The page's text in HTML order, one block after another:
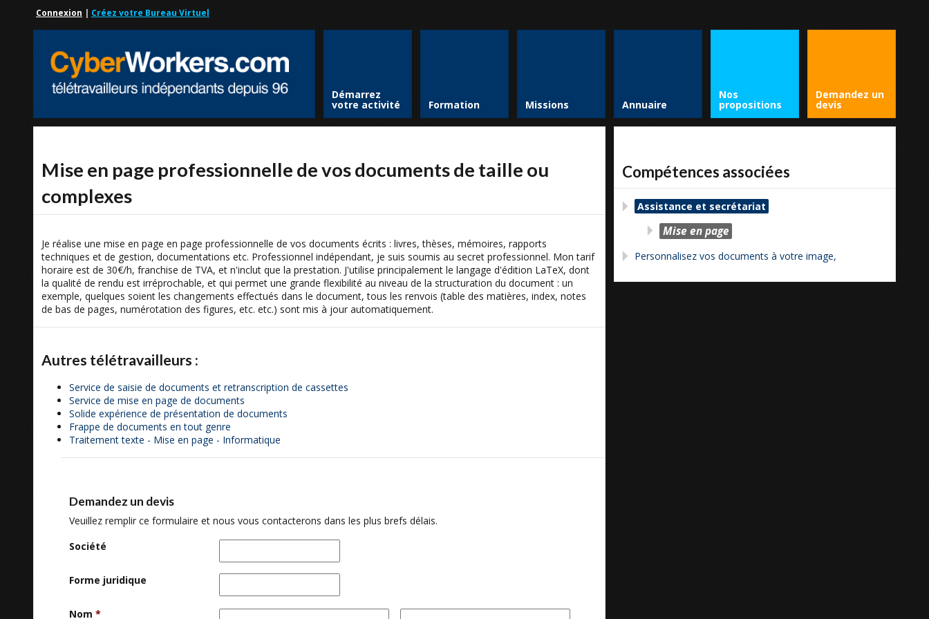
Connexion | Créez votre Bureau Virtuel
Démarrez
votre activité Formation Missions Annuaire
Nos
propositions
Demandez un
devis
Mise en page professionnelle de vos documents de taille ou
complexes
Je réalise une mise en page en page professionnelle de vos documents écrits : livres, thèses, mémoires, rapports
techniques et de gestion, documentations etc. Professionnel indépendant, je suis soumis au secret professionnel. Mon tarif
horaire est de 30€/h, franchise de TVA, et n'inclut que la prestation. J'utilise principalement le langage d'édition LaTeX, dont
la qualité de rendu est irréprochable, et qui permet une grande flexibilité au niveau de la structuration du document : un
exemple, quelques soient les changements effectués dans le document, tous les renvois (table des matières, index, notes
de bas de pages, numérotation des figures, etc. etc.) sont mis à jour automatiquement.
Autres télétravailleurs :
Service de saisie de documents et retranscription de cassettes
Service de mise en page de documents
Solide expérience de présentation de documents
Frappe de documents en tout genre
Traitement texte - Mise en page - Informatique
Demandez un devis
Veuillez remplir ce formulaire et nous vous contacterons dans les plus brefs délais.
Société
Forme juridique
Nom *
Compétences associées
Assistance et secrétariat
Mise en page
Personnalisez vos documents à votre image,